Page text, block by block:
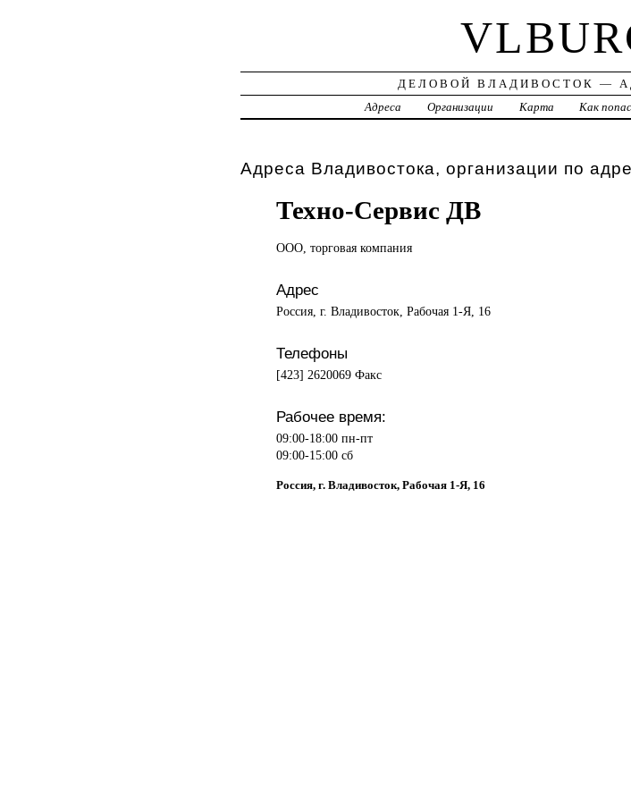
ДЕЛОВОЙ ВЛАДИВОСТОК —
Адреса
Организации Карта Как
Адреса Владивостока, организации по
Техно-Сервис ДВ
ООО, торговая компания
Адрес
Россия, г. Владивосток, Рабочая 1-Я, 16
Телефоны
[423] 2620069 Факс
Рабочее время:
09:00-18:00 пн-пт
09:00-15:00 сб
Россия, г. Владивосток, Рабочая 1-Я, 16